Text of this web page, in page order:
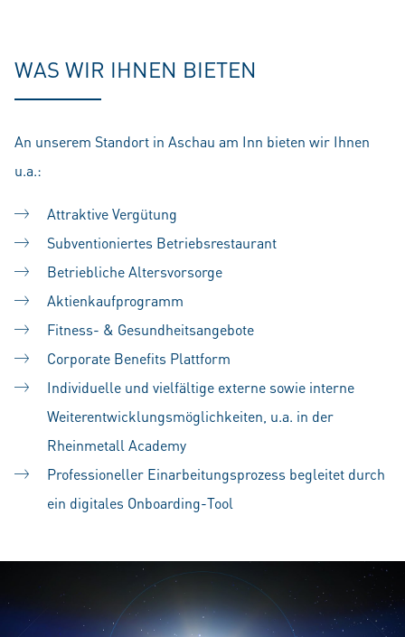
WAS WIR IHNEN BIETEN
An unserem Standort in Aschau am Inn bieten wir Ihnen
u.a.:
Attraktive Vergütung
Subventioniertes Betriebsrestaurant
Betriebliche Altersvorsorge
Aktienkaufprogramm
Fitness- & Gesundheitsangebote
Corporate Benefits Plattform
Individuelle und vielfältige externe sowie interne
Weiterentwicklungsmöglichkeiten, u.a. in der
Rheinmetall Academy
Professioneller Einarbeitungsprozess begleitet durch
ein digitales Onboarding-Tool